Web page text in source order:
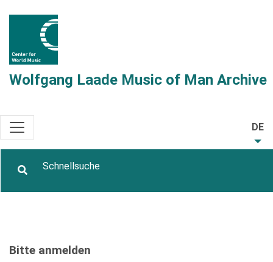
Wolfgang Laade Music of Man Archive
DE
Bitte anmelden